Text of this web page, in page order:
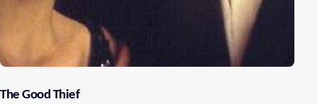
The Good Thief